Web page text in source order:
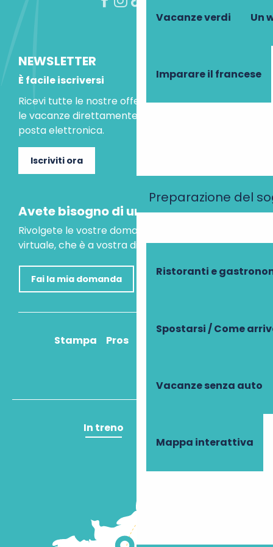
Vacanze verdi Un
Imparare il francese
Preparazione del
Ristoranti e
Spostarsi / Come
Vacanze senza auto
Mappa interattiva
NEWSLETTER
È facile iscriversi
Ricevi tutte le nostre offerte speciali e le idee per
le vacanze direttamente nella tua casella di
posta elettronica.
Iscriviti ora
Avete bisogno di un consiglio?
Rivolgete le vostre domande al nostro assistente
virtuale, che è a vostra disposizione per aiutarvi.
Fai la mia domanda
Stampa Pros
In treno